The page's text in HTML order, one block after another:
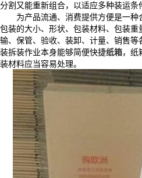
分割又能重新组合，以适应多种装运条
为产品流通、消费提供方便是一
包装的大小、形状、包装材料、包装
输、保管、验收、装卸、计量、销售
装拆装作业本身能够简便快捷纸箱，纸
装材料应当容易处理。